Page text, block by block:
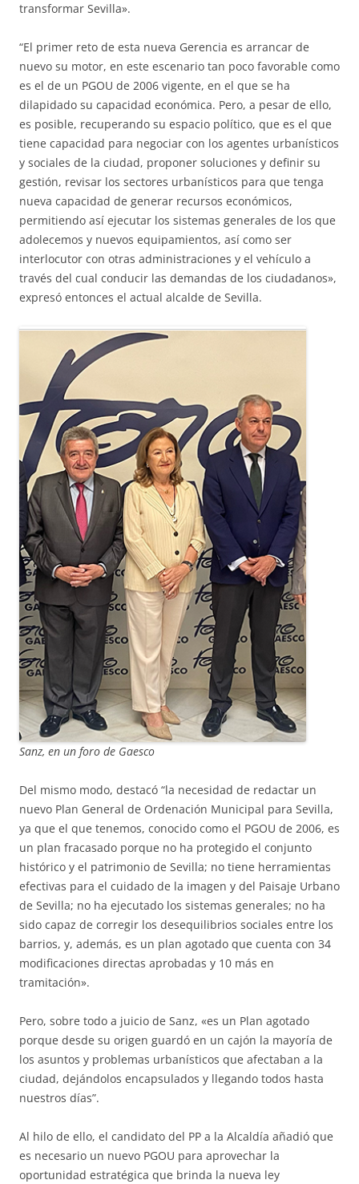
transformar Sevilla».
“El primer reto de esta nueva Gerencia es arrancar de
nuevo su motor, en este escenario tan poco favorable como
es el de un PGOU de 2006 vigente, en el que se ha
dilapidado su capacidad económica. Pero, a pesar de ello,
es posible, recuperando su espacio político, que es el que
tiene capacidad para negociar con los agentes urbanísticos
y sociales de la ciudad, proponer soluciones y definir su
gestión, revisar los sectores urbanísticos para que tenga
nueva capacidad de generar recursos económicos,
permitiendo así ejecutar los sistemas generales de los que
adolecemos y nuevos equipamientos, así como ser
interlocutor con otras administraciones y el vehículo a
través del cual conducir las demandas de los ciudadanos»,
expresó entonces el actual alcalde de Sevilla.
Sanz, en un foro de Gaesco
Del mismo modo, destacó “la necesidad de redactar un
nuevo Plan General de Ordenación Municipal para Sevilla,
ya que el que tenemos, conocido como el PGOU de 2006, es
un plan fracasado porque no ha protegido el conjunto
histórico y el patrimonio de Sevilla; no tiene herramientas
efectivas para el cuidado de la imagen y del Paisaje Urbano
de Sevilla; no ha ejecutado los sistemas generales; no ha
sido capaz de corregir los desequilibrios sociales entre los
barrios, y, además, es un plan agotado que cuenta con 34
modificaciones directas aprobadas y 10 más en
tramitación».
Pero, sobre todo a juicio de Sanz, «es un Plan agotado
porque desde su origen guardó en un cajón la mayoría de
los asuntos y problemas urbanísticos que afectaban a la
ciudad, dejándolos encapsulados y llegando todos hasta
nuestros días”.
Al hilo de ello, el candidato del PP a la Alcaldía añadió que
es necesario un nuevo PGOU para aprovechar la
oportunidad estratégica que brinda la nueva ley